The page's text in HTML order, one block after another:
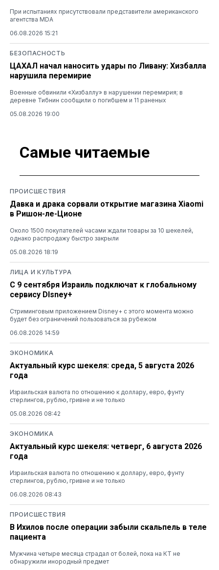
При испытаниях присутствовали представители американского
агентства MDA
06.08.2026 15:21
БЕЗОПАСНОСТЬ
ЦАХАЛ начал наносить удары по Ливану: Хизбалла
нарушила перемирие
Военные обвинили «Хизбаллу» в нарушении перемирия; в
деревне Тибнин сообщили о погибшем и 11 раненых
05.08.2026 19:00
Самые читаемые
ПРОИСШЕСТВИЯ
Давка и драка сорвали открытие магазина Xiaomi
в Ришон-ле-Ционе
Около 1500 покупателей часами ждали товары за 10 шекелей,
однако распродажу быстро закрыли
05.08.2026 18:19
ЛИЦА И КУЛЬТУРА
С 9 сентября Израиль подключат к глобальному
сервису DIsney+
Стриминговым приложением Disney+ с этого момента можно
будет без ограничений пользоваться за рубежом
06.08.2026 14:59
ЭКОНОМИКА
Актуальный курс шекеля: среда, 5 августа 2026
года
Израильская валюта по отношению к доллару, евро, фунту
стерлингов, рублю, гривне и не только
05.08.2026 08:42
ЭКОНОМИКА
Актуальный курс шекеля: четверг, 6 августа 2026
года
Израильская валюта по отношению к доллару, евро, фунту
стерлингов, рублю, гривне и не только
06.08.2026 08:43
ПРОИСШЕСТВИЯ
В Ихилов после операции забыли скальпель в теле
пациента
Мужчина четыре месяца страдал от болей, пока на КТ не
обнаружили инородный предмет